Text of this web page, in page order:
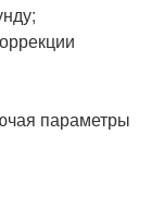
параметры